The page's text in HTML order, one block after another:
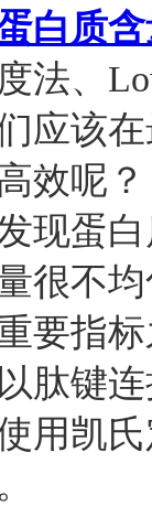
白质
法、
应该
效呢？
现蛋
很不
要指
肽键
用凯
。